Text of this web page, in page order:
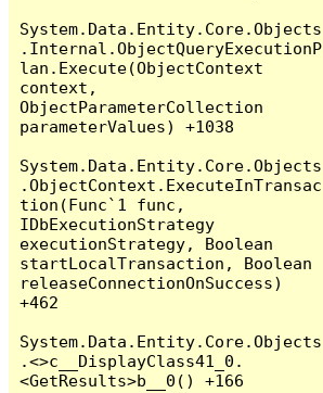
System.Data.Entity.Core.Objects
.Internal.ObjectQueryExecutionP
lan.Execute(ObjectContext
context,
ObjectParameterCollection
parameterValues) +1038
System.Data.Entity.Core.Objects
.ObjectContext.ExecuteInTransac
tion(Func`1 func,
IDbExecutionStrategy
executionStrategy, Boolean
startLocalTransaction, Boolean
releaseConnectionOnSuccess)
+462
System.Data.Entity.Core.Objects
.<>c__DisplayClass41_0.
<GetResults>b__0() +166